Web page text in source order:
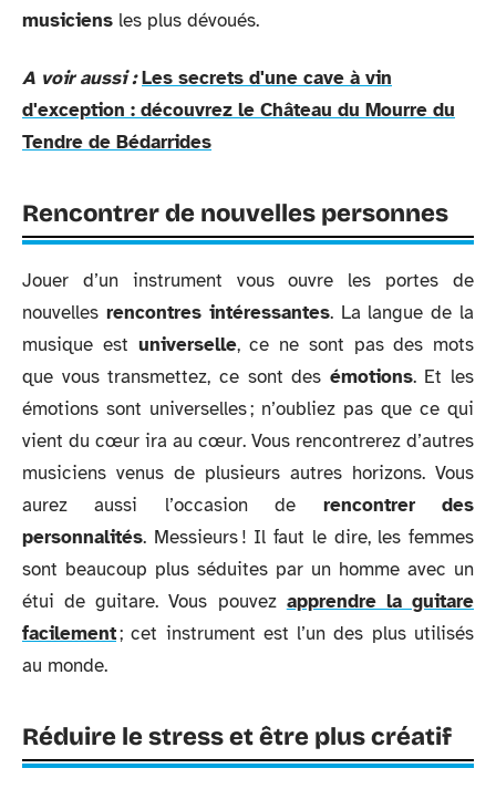
musiciens les plus dévoués.
A voir aussi : Les secrets d'une cave à vin
d'exception : découvrez le Château du Mourre du
Tendre de Bédarrides
Rencontrer de nouvelles personnes
Jouer d’un instrument vous ouvre les portes de
nouvelles rencontres intéressantes. La langue de la
musique est universelle, ce ne sont pas des mots
que vous transmettez, ce sont des émotions. Et les
émotions sont universelles ; n’oubliez pas que ce qui
vient du cœur ira au cœur. Vous rencontrerez d’autres
musiciens venus de plusieurs autres horizons. Vous
aurez aussi l’occasion de rencontrer des
personnalités. Messieurs ! Il faut le dire, les femmes
sont beaucoup plus séduites par un homme avec un
étui de guitare. Vous pouvez apprendre la guitare
facilement; cet instrument est l’un des plus utilisés
au monde.
Réduire le stress et être plus créatif